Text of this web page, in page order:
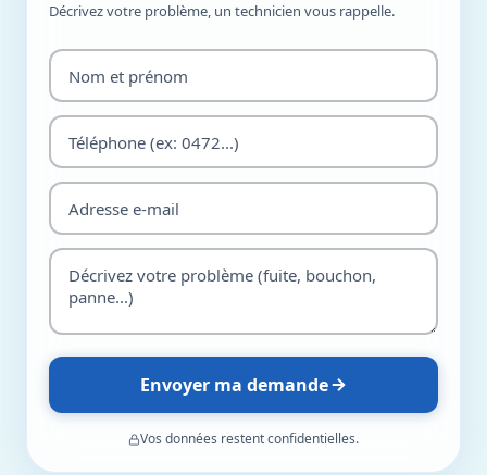
Décrivez votre problème, un technicien vous rappelle.
Envoyer ma demande
Vos données restent confidentielles.